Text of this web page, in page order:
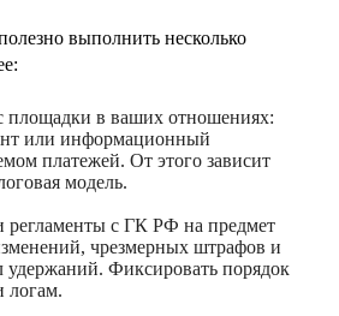
выполнить несколько
площадки в ваших отношениях:
или информационный
платежей. От этого зависит
модель.
регламенты с ГК РФ на предмет
чрезмерных штрафов и
удержаний. Фиксировать порядок
логам.